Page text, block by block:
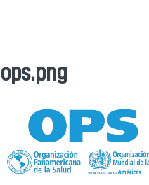
Se encuentra
ops.png